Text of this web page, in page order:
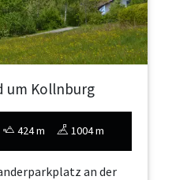
um Kollnburg
424 m 1004 m
an der